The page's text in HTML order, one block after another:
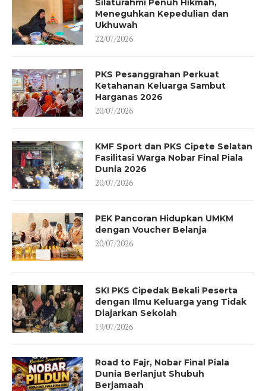
Silaturahmi Penuh Hikmah,
Meneguhkan Kepedulian dan
Ukhuwah
22/07/2026
PKS Pesanggrahan Perkuat
Ketahanan Keluarga Sambut
Harganas 2026
20/07/2026
KMF Sport dan PKS Cipete Selatan
Fasilitasi Warga Nobar Final Piala
Dunia 2026
20/07/2026
PEK Pancoran Hidupkan UMKM
dengan Voucher Belanja
20/07/2026
SKI PKS Cipedak Bekali Peserta
dengan Ilmu Keluarga yang Tidak
Diajarkan Sekolah
19/07/2026
Road to Fajr, Nobar Final Piala
Dunia Berlanjut Shubuh
Berjamaah